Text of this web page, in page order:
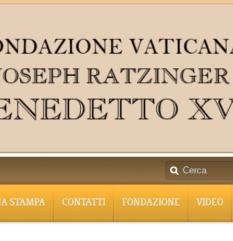
STAMPA CONTATTI FONDAZIONE VIDEO